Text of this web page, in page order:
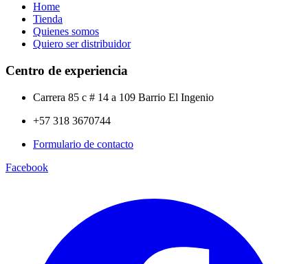
Home
Tienda
Quienes somos
Quiero ser distribuidor
Centro de experiencia
Carrera 85 c # 14 a 109 Barrio El Ingenio
+57 318 3670744
Formulario de contacto
Facebook